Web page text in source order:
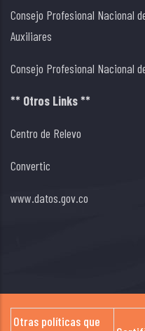
Consejo Profesional Nacional
Auxiliares
Consejo Profesional Nacional
** Otros Links **
Centro de Relevo
Convertic
www.datos.gov.co
Otras políticas que